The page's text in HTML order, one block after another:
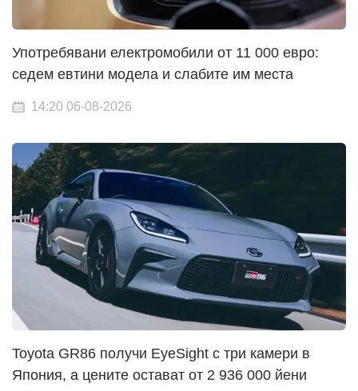
Употребявани електромобили от 11 000 евро:
седем евтини модела и слабите им места
14:20 06-08-2026
Toyota GR86 получи EyeSight с три камери в
Япония, а цените остават от 2 936 000 йени